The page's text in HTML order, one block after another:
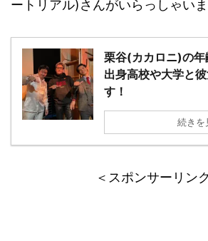
ートリアル)さんがいらっしゃいま
栗谷(カカロニ)の年
出身高校や大学と
す！
続きを
＜スポンサーリン